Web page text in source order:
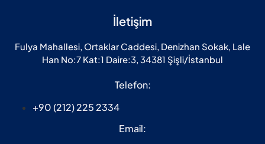
İletişim
Fulya Mahallesi, Ortaklar Caddesi, Denizhan Sokak, Lale
Han No:7 Kat:1 Daire:3, 34381 Şişli/İstanbul
Telefon:
+90 (212) 225 2334
Email: